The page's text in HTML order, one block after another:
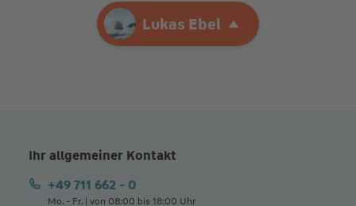
Ihre AgenturLukas Ebel
Lukas Ebel
Ihr allgemeiner Kontakt
+49 711 662 - 0
Mo. - Fr. | von 08:00 bis 18:00 Uhr